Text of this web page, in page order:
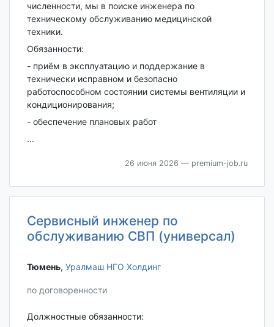
численности, мы в поиске инженера по
техническому обслуживанию медицинской
техники.
Обязанности:
- приём в эксплуатацию и поддержание в
технически исправном и безопасно
работоспособном состоянии системы вентиляции и
кондиционирования;
- обеспечение плановых работ
...
26 июня 2026 — premium-job.ru
Сервисный инженер по
обслуживанию СВП (универсал)
Тюмень‎, Уралмаш НГО Холдинг
по договоренности
Должностные обязанности: